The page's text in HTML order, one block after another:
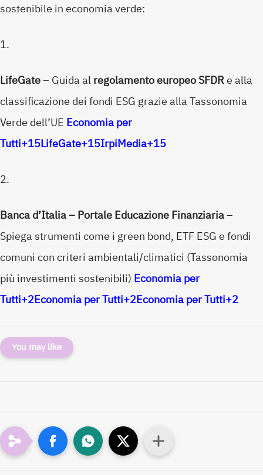
sostenibile in economia verde:
LifeGate– Guida alregolamento europeo SFDRe alla
classificazione dei fondi ESG grazie alla Tassonomia
Verde dell’UE Economia per
Tutti+15LifeGate+15IrpiMedia+15
Banca d’Italia – Portale Educazione Finanziaria–
Spiega strumenti come i green bond, ETF ESG e fondi
comuni con criteri ambientali/climatici (Tassonomia
più investimenti sostenibili) Economia per
Tutti+2Economia per Tutti+2Economia per Tutti+2
You may like